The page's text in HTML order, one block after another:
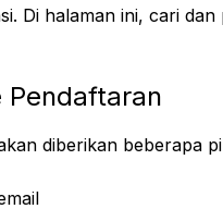
Di halaman ini, cari
Pendaftaran
diberikan beberapa